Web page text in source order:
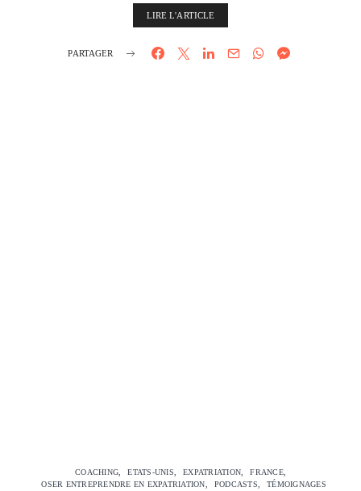
LIRE L'ARTICLE
PARTAGER
COACHING ETATS-UNIS EXPATRIATION
FRANCE
OSER ENTREPRENDRE EN EXPATRIATION
PODCASTS TÉMOIGNAGES